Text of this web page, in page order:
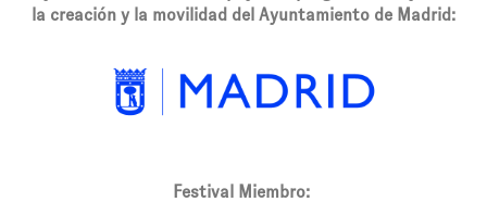
la creación y la movilidad del Ayuntamiento de Madrid:
Festival Miembro: